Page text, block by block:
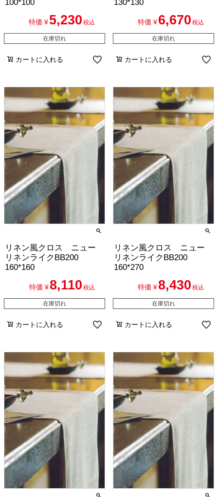
100*100
特価 ¥ 5,230 税込
在庫切れ
カートに入れる
130*130
特価 ¥ 6,670 税込
在庫切れ
カートに入れる
リネン風クロス ニュー
リネンライクBB200
160*160
特価 ¥8,110 税込
在庫切れ
カートに入れる
リネン風クロス ニュー
リネンライクBB200
160*270
特価 ¥8,430 税込
在庫切れ
カートに入れる